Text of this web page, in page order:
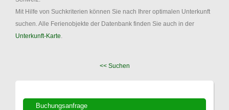
Mit Hilfe von Suchkriterien können Sie nach Ihrer optimalen Unterkunft
suchen. Alle Ferienobjekte der Datenbank finden Sie auch in der
Unterkunft-Karte
<< Suchen
Buchungsanfrage